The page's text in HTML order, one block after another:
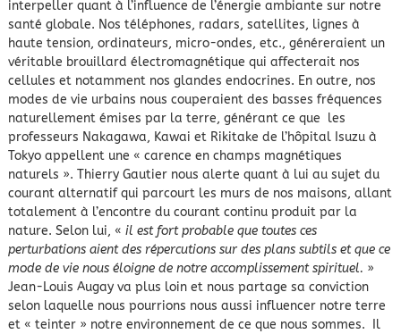
interpeller quant à l’influence de l’énergie ambiante sur notre
santé globale. Nos téléphones, radars, satellites, lignes à
haute tension, ordinateurs, micro-ondes, etc., généreraient un
véritable brouillard électromagnétique qui affecterait nos
cellules et notamment nos glandes endocrines. En outre, nos
modes de vie urbains nous couperaient des basses fréquences
naturellement émises par la terre, générant ce que les
professeurs Nakagawa, Kawai et Rikitake de l’hôpital Isuzu à
Tokyo appellent une « carence en champs magnétiques
naturels ». Thierry Gautier nous alerte quant à lui au sujet du
courant alternatif qui parcourt les murs de nos maisons, allant
totalement à l’encontre du courant continu produit par la
nature. Selon lui, « il est fort probable que toutes ces
perturbations aient des répercutions sur des plans subtils et que ce
mode de vie nous éloigne de notre accomplissement spirituel. »
Jean-Louis Augay va plus loin et nous partage sa conviction
selon laquelle nous pourrions nous aussi influencer notre terre
et « teinter » notre environnement de ce que nous sommes. Il